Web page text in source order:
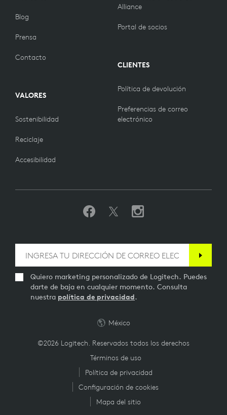
Blog
Prensa
Contacto
VALORES
Sostenibilidad
Reciclaje
Accesibilidad
Alliance
Portal de socios
CLIENTES
Política de devolución
Preferencias de correo
electrónico
Quiero marketing personalizado de Logitech. Puedes
darte de baja en cualquier momento. Consulta
nuestra política de privacidad.
©2026 Logitech. Reservados todos los derechos
Términos de uso
Política de privacidad
Configuración de cookies
Mapa del sitio
México